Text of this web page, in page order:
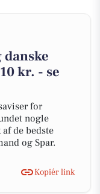
danske
kr. - se
for
nogle
de bedste
og Spar.
Kopiér link